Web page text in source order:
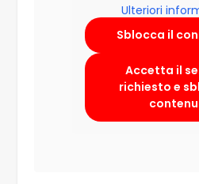
Ulteriori
Sblocca il
Accetta il
richiesto e